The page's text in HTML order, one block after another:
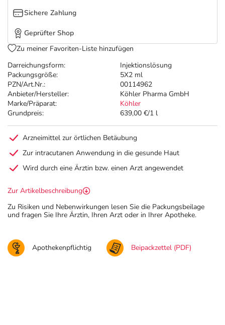
Darreichungsform:
Injektionslösung
Packungsgröße:
5X2 ml
PZN/Art.Nr.:
00114962
Anbieter/Hersteller:
Köhler Pharma GmbH
Marke/Präparat:
Köhler
Grundpreis:
639,00 €/1 l
Sichere Zahlung
Geprüfter Shop
Zu meiner Favoriten-Liste hinzufügen
Arzneimittel zur örtlichen Betäubung
Zur intracutanen Anwendung in die gesunde Haut
Wird durch eine Ärztin bzw. einen Arzt angewendet
Zur Artikelbeschreibung
Zu Risiken und Nebenwirkungen lesen Sie die Packungsbeilage
und fragen Sie Ihre Ärztin, Ihren Arzt oder in Ihrer Apotheke.
Apothekenpflichtig Beipackzettel (PDF)